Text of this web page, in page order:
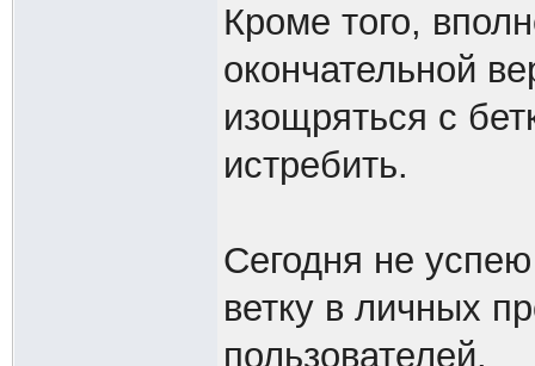
Кроме того,
окончательной
изощряться с
истребить.
Сегодня не
ветку в личных
пользователей.